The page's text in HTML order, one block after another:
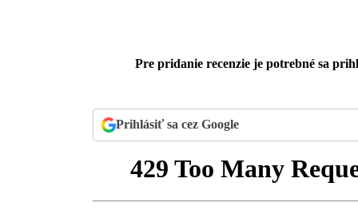
Pre pridanie recenzie je potrebné sa
Prihlásiť sa cez Google